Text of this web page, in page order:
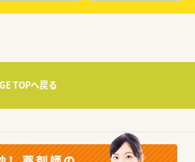
TOPへ戻る